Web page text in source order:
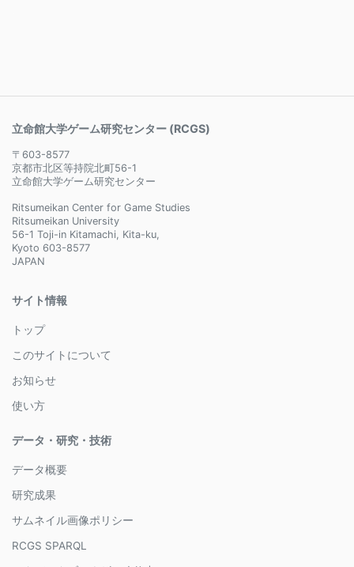
立命館大学ゲーム研究センター (RCGS)
〒603-8577
京都市北区等持院北町56-1
立命館大学ゲーム研究センター
Ritsumeikan Center for Game Studies
Ritsumeikan University
56-1 Toji-in Kitamachi, Kita-ku,
Kyoto 603-8577
JAPAN
サイト情報
トップ
このサイトについて
お知らせ
使い方
データ・研究・技術
データ概要
研究成果
サムネイル画像ポリシー
RCGS SPARQL